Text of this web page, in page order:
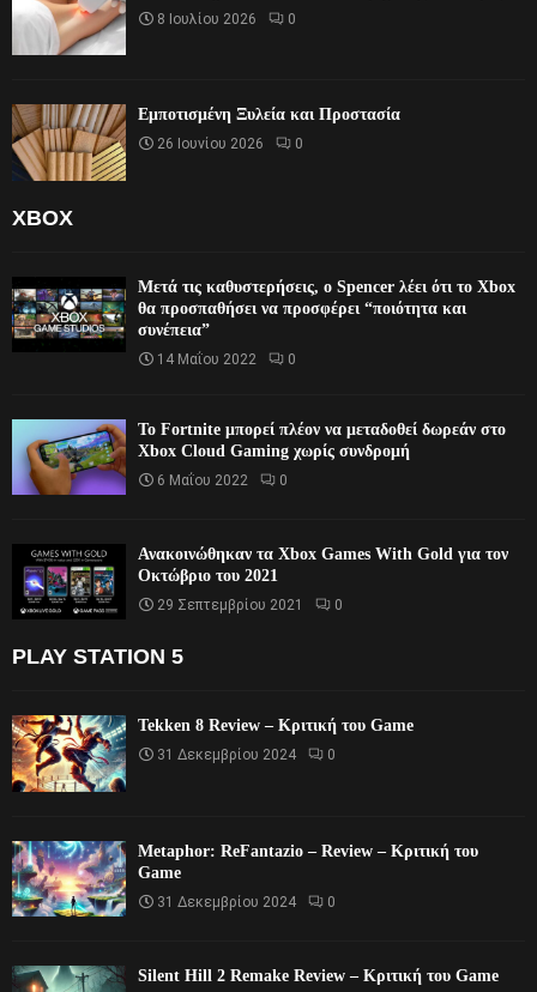
8 Ιουλίου 2026 0
Εμποτισμένη Ξυλεία και Προστασία
26 Ιουνίου 2026 0
XBOX
Μετά τις καθυστερήσεις, ο Spencer λέει ότι το Xbox
θα προσπαθήσει να προσφέρει “ποιότητα και
συνέπεια”
14 Μαΐου 2022 0
Το Fortnite μπορεί πλέον να μεταδοθεί δωρεάν στο
Xbox Cloud Gaming χωρίς συνδρομή
6 Μαΐου 2022 0
Ανακοινώθηκαν τα Xbox Games With Gold για τον
Οκτώβριο του 2021
29 Σεπτεμβρίου 2021 0
PLAY STATION 5
Tekken 8 Review – Κριτική του Game
31 Δεκεμβρίου 2024 0
Metaphor: ReFantazio – Review – Κριτική του
Game
31 Δεκεμβρίου 2024 0
Silent Hill 2 Remake Review – Κριτική του Game